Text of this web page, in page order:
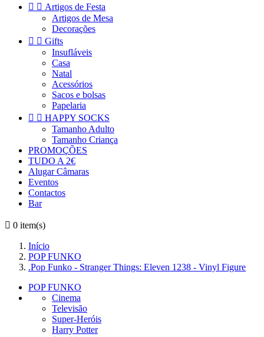
  Artigos de Festa
Artigos de Mesa
Decorações
  Gifts
Insufláveis
Casa
Natal
Acessórios
Sacos e bolsas
Papelaria
  HAPPY SOCKS
Tamanho Adulto
Tamanho Criança
PROMOÇÕES
TUDO A 2€
Alugar Câmaras
Eventos
Contactos
Bar
 0 item(s)
Início
POP FUNKO
.Pop Funko - Stranger Things: Eleven 1238 - Vinyl Figure
POP FUNKO
Cinema
Televisão
Super-Heróis
Harry Potter